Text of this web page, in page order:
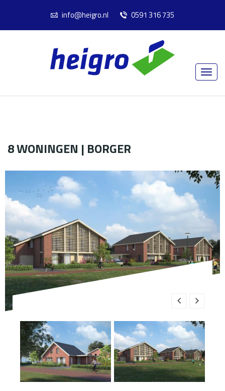
info@heigro.nl 0591 316 735
8 WONINGEN | BORGER